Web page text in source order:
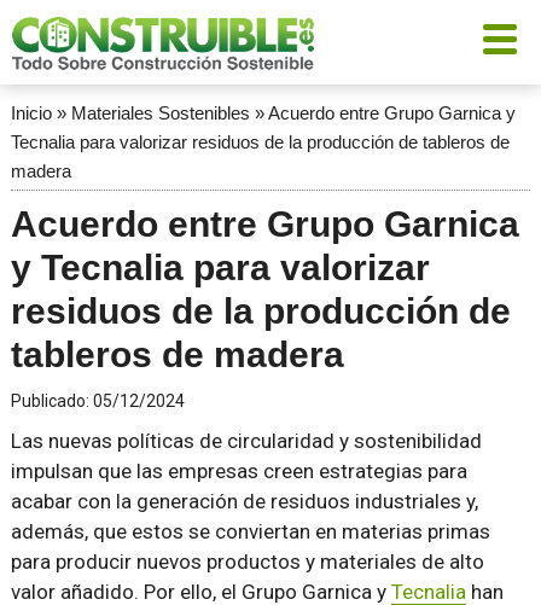
Inicio» Materiales Sostenibles »Acuerdo entre Grupo Garnica y
Tecnalia para valorizar residuos de la producción de tableros de
madera
Acuerdo entre Grupo Garnica
y Tecnalia para valorizar
residuos de la producción de
tableros de madera
Publicado: 05/12/2024
Las nuevas políticas de circularidad y sostenibilidad
impulsan que las empresas creen estrategias para
acabar con la generación de residuos industriales y,
además, que estos se conviertan en materias primas
para producir nuevos productos y materiales de alto
valor añadido. Por ello, el Grupo Garnica y Tecnaliahan